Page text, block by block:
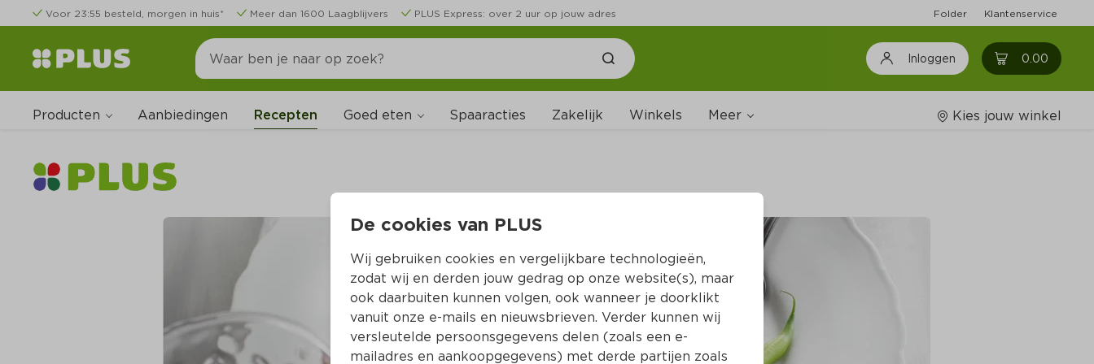
Voor 23:55 besteld, morgen in huis* Meer dan 1600 Laagblijvers PLUS Express: over 2 uur op jouw adres Folder Klantenservice
Inloggen 0.00 0
Producten Aanbiedingen Recepten Goed eten Spaaracties Zakelijk Winkels Meer
Wijnshop
Boodschappenlijstjes
Kies jouw winkel
De cookies van PLUS
Wij gebruiken cookies en vergelijkbare technologieën,
zodat wij en derden jouw gedrag op onze website(s), maar
ook daarbuiten kunnen volgen, ook wanneer je doorklikt
vanuit onze e-mails en nieuwsbrieven. Verder kunnen wij
versleutelde persoonsgegevens delen (zoals een e-
mailadres en aankoopgegevens) met derde partijen zoals